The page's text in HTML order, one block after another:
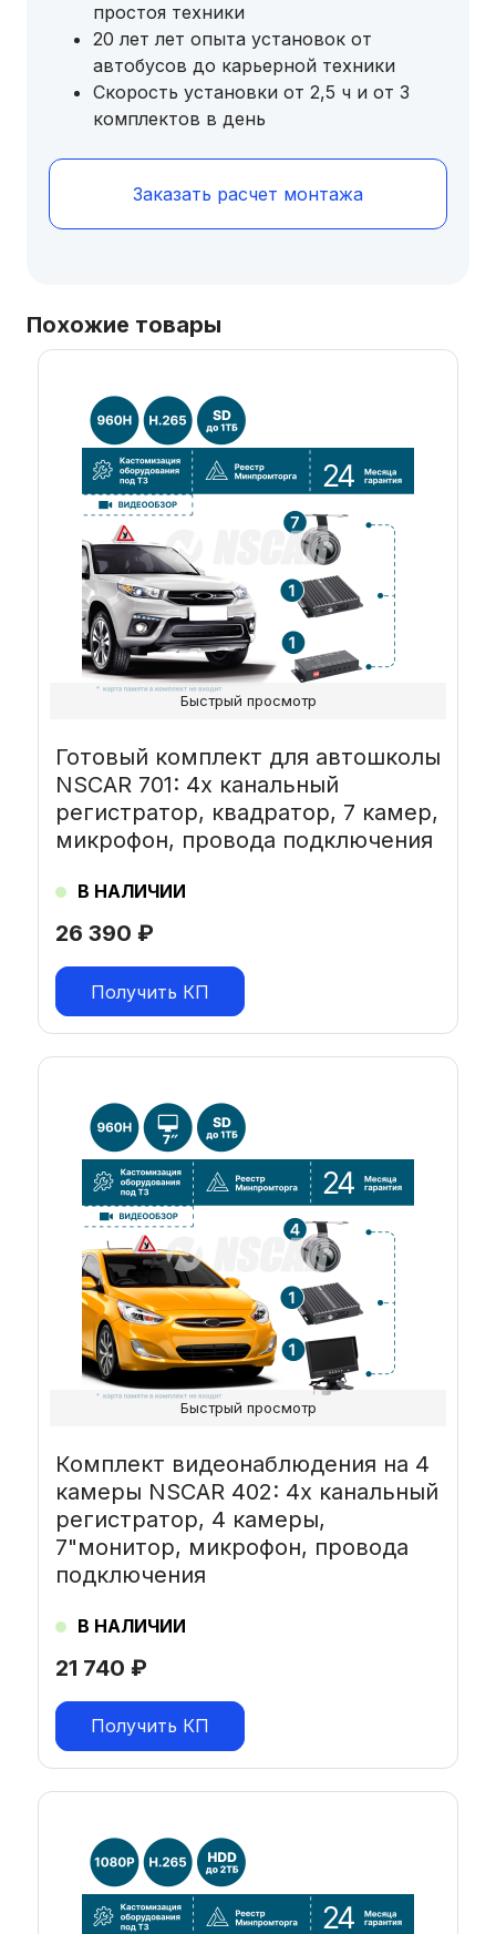
простоя техники
20 лет лет опыта установок от
автобусов до карьерной техники
Скорость установки от 2,5 ч и от 3
комплектов в день
Заказать расчет монтажа
Похожие товары
26 390 ₽
Готовый комплект для автошколы
NSCAR 701: 4х канальный
регистратор, квадратор, 7 камер,
микрофон, провода подключения
В НАЛИЧИИ
Получить КП
Быстрый просмотр
21 740 ₽
Комплект видеонаблюдения на 4
камеры NSCAR 402: 4х канальный
регистратор, 4 камеры,
7"монитор, микрофон, провода
подключения
В НАЛИЧИИ
Получить КП
Быстрый просмотр